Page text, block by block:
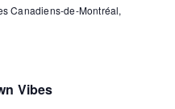
Canadiens-de-Montréal,
Vibes